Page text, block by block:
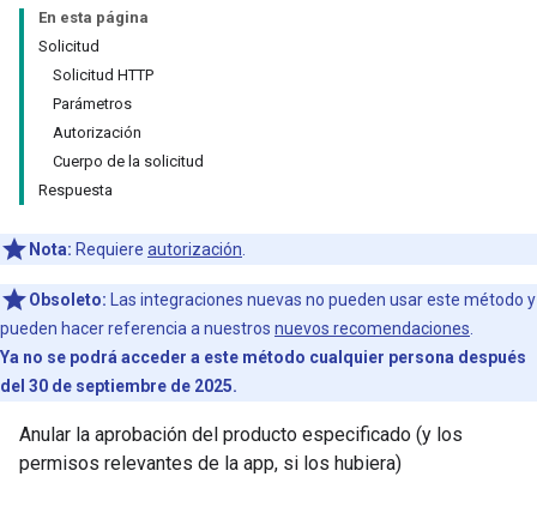
En esta página
Solicitud
Solicitud HTTP
Parámetros
Autorización
Cuerpo de la solicitud
Respuesta
Nota: Requiere autorización
Obsoleto: Las integraciones nuevas no pueden usar este método y
pueden hacer referencia a nuestros nuevos recomendaciones
Ya no se podrá acceder a este método cualquier persona después
del 30 de septiembre de 2025.
Anular la aprobación del producto especificado (y los
permisos relevantes de la app, si los hubiera)